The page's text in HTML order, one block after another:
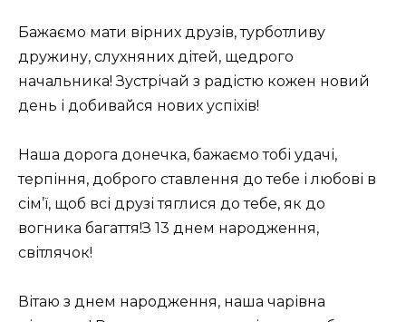
Бажаємо мати вірних друзів, турботливу
дружину, слухняних дітей, щедрого
начальника! Зустрічай з радістю кожен новий
день і добивайся нових успіхів!
Наша дорога донечка, бажаємо тобі удачі,
терпіння, доброго ставлення до тебе і любові в
сім’ї, щоб всі друзі тяглися до тебе, як до
вогника багаття!З 13 днем ​​народження,
світлячок!
Вітаю з днем ​​народження, наша чарівна